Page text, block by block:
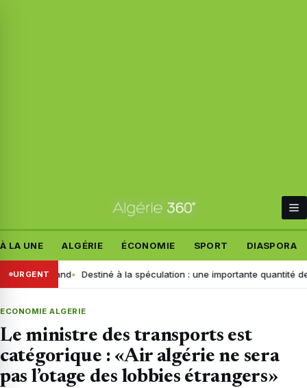
À LA UNE ALGÉRIE ÉCONOMIE SPORT DIASPORA
URGENT
allemand Destiné à la spéculation : une importante quantité de ce
ECONOMIE ALGERIE
Le ministre des transports est
catégorique : «Air algérie ne sera
pas l’otage des lobbies étrangers»